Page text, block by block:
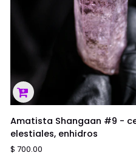
AGREGAR AL
Amatista
Shangaan
-
Amatista Shangaan #9 -
elestiales, enhidros
$ 700.00